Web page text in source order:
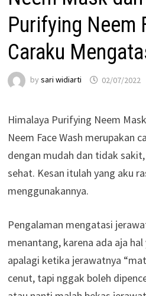
Purifying Neem
Caraku
by sari widiarti 02/07/2022
Himalaya Purifying Neem
Neem Face Wash merupakan
dengan mudah dan tidak
sehat. Kesan itulah yang aku
menggunakannya.
Pengalaman mengatasi
menantang, karena ada aja
apalagi ketika jerawatnya
cenut, tapi nggak boleh